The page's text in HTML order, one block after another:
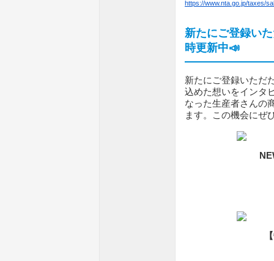
https://www.nta.go.jp/taxes/
新たにご登録い
時更新中📣
新たにご登録いただ
込めた想いをインタ
なった生産者さんの
ます。この機会にぜ